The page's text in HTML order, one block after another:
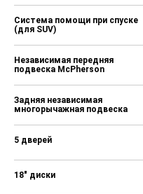
тормозов
система
система
тормозных
усилителем
аварийного
Система помощи при спуске
(для SUV)
Независимая передняя
подвеска McPherson
Задняя независимая
многорычажная подвеска
5 дверей
18" диски